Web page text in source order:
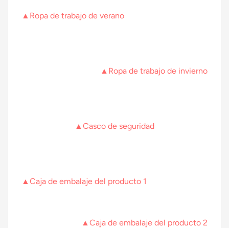
▲Ropa de trabajo de verano
▲Ropa de trabajo de invierno
▲Casco de seguridad
▲Caja de embalaje del producto 1
▲Caja de embalaje del producto 2